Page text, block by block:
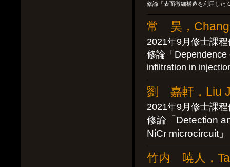
修論「表面微細構造を利用した
常 昊，
2021年9月修士課
修論「
infiltration in
劉 嘉軒，Liu
2021年9月修士課
修論「Detection
NiCr microcircuit」
竹内 暁人，